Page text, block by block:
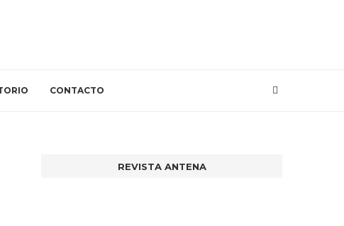
CONTACTO
REVISTA ANTENA